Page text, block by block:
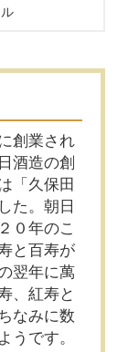
創業され
酒造の創
「久保田
た。朝日
０年のこ
と百寿が
翌年に萬
、紅寿と
なみに数
うです。